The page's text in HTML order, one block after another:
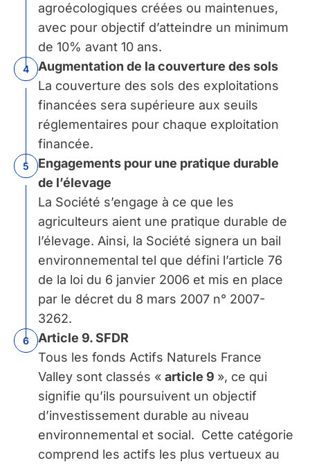
agroécologiques créées ou maintenues,
avec pour objectif d’atteindre un minimum
de 10% avant 10 ans.
4 Augmentation de la couverture des sols
La couverture des sols des exploitations
financées sera supérieure aux seuils
réglementaires pour chaque exploitation
financée.
5 Engagements pour une pratique durable
de l’élevage
La Société s’engage à ce que les
agriculteurs aient une pratique durable de
l’élevage. Ainsi, la Société signera un bail
environnemental tel que défini l’article 76
de la loi du 6 janvier 2006 et mis en place
par le décret du 8 mars 2007 n° 2007-
3262.
6
Article 9. SFDR
Tous les fonds Actifs Naturels France
Valley sont classés « article 9 », ce qui
signifie qu’ils poursuivent un objectif
d’investissement durable au niveau
environnemental et social. Cette catégorie
comprend les actifs les plus vertueux au